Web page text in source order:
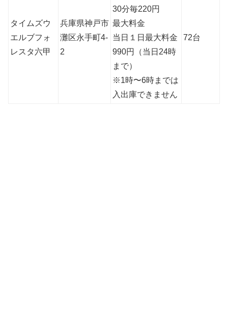
タイムズウ
エルブフォ
レスタ六甲
兵庫県神戸市
灘区永手町4-
2
30分毎220円
最大料金
当日１日最大料金
990円（当日24時
まで）
※1時〜6時までは
入出庫できません
72台